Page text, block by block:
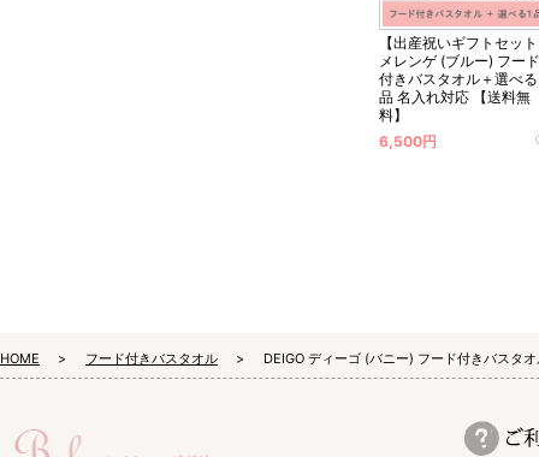
【出産祝いギフトセッ
メレンゲ (ブルー) フー
付きバスタオル＋選べ
品 名入れ対応 【送料無
料】
6,500円
HOME フード付きバスタオル DEIGO ディーゴ (バニー) フード付きバスタ